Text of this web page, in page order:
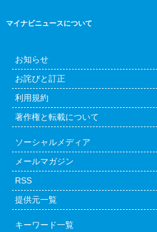
マイナビニュースについて
お知らせ
お詫びと訂正
利用規約
著作権と転載について
ソーシャルメディア
メールマガジン
RSS
提供元一覧
キーワード一覧